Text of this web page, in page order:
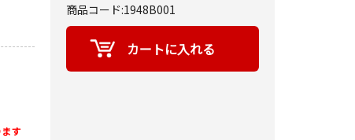
す
商品コード:1948B001